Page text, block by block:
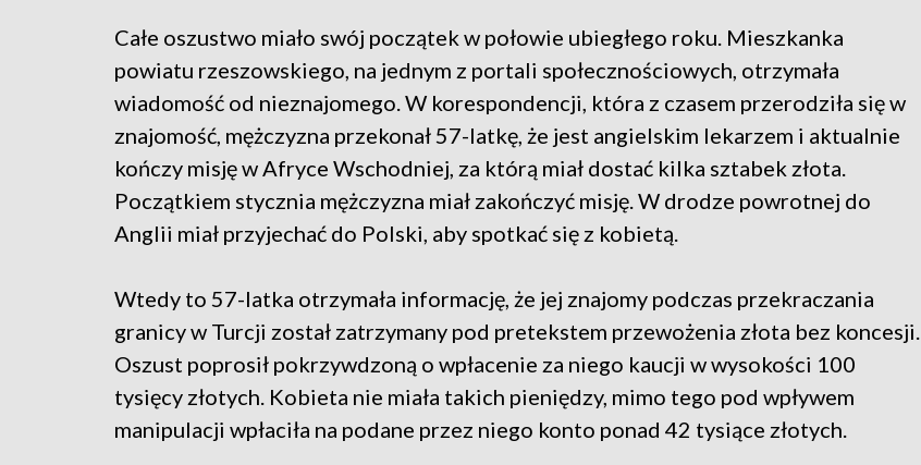
Całe oszustwo miało swój początek w połowie ubiegłego roku. Mieszkanka
powiatu rzeszowskiego, na jednym z portali społecznościowych, otrzymała
wiadomość od nieznajomego. W korespondencji, która z czasem przerodziła się w
znajomość, mężczyzna przekonał 57-latkę, że jest angielskim lekarzem i aktualnie
kończy misję w Afryce Wschodniej, za którą miał dostać kilka sztabek złota.
Początkiem stycznia mężczyzna miał zakończyć misję. W drodze powrotnej do
Anglii miał przyjechać do Polski, aby spotkać się z kobietą.
Wtedy to 57-latka otrzymała informację, że jej znajomy podczas przekraczania
granicy w Turcji został zatrzymany pod pretekstem przewożenia złota bez koncesji.
Oszust poprosił pokrzywdzoną o wpłacenie za niego kaucji w wysokości 100
tysięcy złotych. Kobieta nie miała takich pieniędzy, mimo tego pod wpływem
manipulacji wpłaciła na podane przez niego konto ponad 42 tysiące złotych.